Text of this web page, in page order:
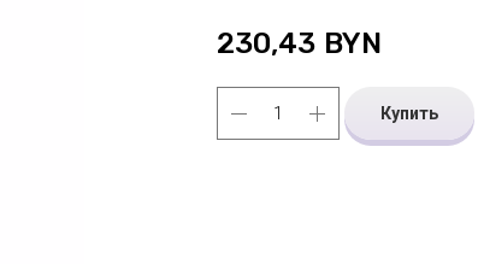
230,43 BYN
Купить